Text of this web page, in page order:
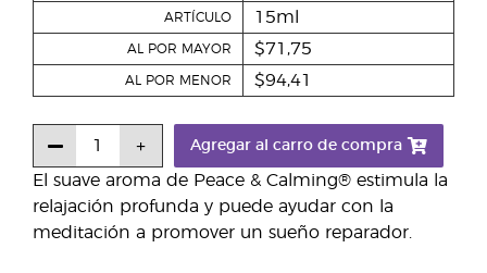
El suave aroma de Peace & Calming® estimula la
relajación profunda y puede ayudar con la
meditación a promover un sueño reparador.
ARTÍCULO 15ml
AL POR MAYOR $71,75
AL POR MENOR $94,41
Agregar al carro de compra